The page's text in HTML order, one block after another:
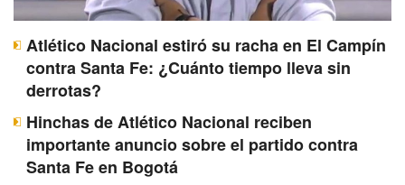
Atlético Nacional estiró su racha en El Campín
contra Santa Fe: ¿Cuánto tiempo lleva sin
derrotas?
Hinchas de Atlético Nacional reciben
importante anuncio sobre el partido contra
Santa Fe en Bogotá